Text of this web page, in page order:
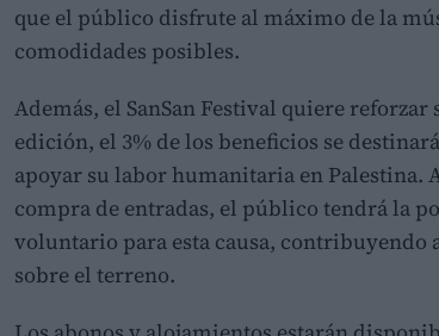
que el público disfrute al máximo de la
comodidades posibles.
Además, el SanSan Festival quiere
edición, el 3% de los beneficios se
apoyar su labor humanitaria en Palestina.
compra de entradas, el público tendrá la
voluntario para esta causa, contribuyendo
sobre el terreno.